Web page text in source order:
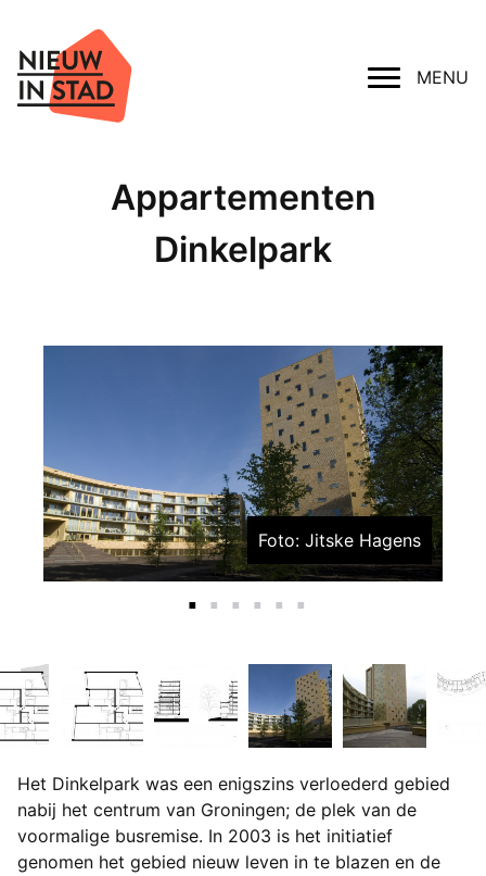
MENU
Appartementen
Dinkelpark
Foto: Jitske Hagens
Het Dinkelpark was een enigszins verloederd gebied
nabij het centrum van Groningen; de plek van de
voormalige busremise. In 2003 is het initiatief
genomen het gebied nieuw leven in te blazen en de